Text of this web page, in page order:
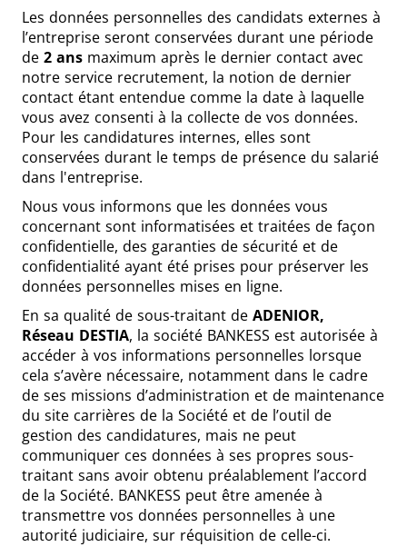
Les données personnelles des candidats externes à
l’entreprise seront conservées durant une période
de 2 ans maximum après le dernier contact avec
notre service recrutement, la notion de dernier
contact étant entendue comme la date à laquelle
vous avez consenti à la collecte de vos données.
Pour les candidatures internes, elles sont
conservées durant le temps de présence du salarié
dans l'entreprise.
Nous vous informons que les données vous
concernant sont informatisées et traitées de façon
confidentielle, des garanties de sécurité et de
confidentialité ayant été prises pour préserver les
données personnelles mises en ligne.
En sa qualité de sous-traitant de ADENIOR,
Réseau DESTIA, la société BANKESS est autorisée à
accéder à vos informations personnelles lorsque
cela s’avère nécessaire, notamment dans le cadre
de ses missions d’administration et de maintenance
du site carrières de la Société et de l’outil de
gestion des candidatures, mais ne peut
communiquer ces données à ses propres sous-
traitant sans avoir obtenu préalablement l’accord
de la Société. BANKESS peut être amenée à
transmettre vos données personnelles à une
autorité judiciaire, sur réquisition de celle-ci.